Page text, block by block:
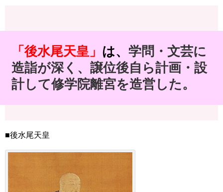
「後水尾天皇」 は、 学問・文芸に
造詣が深く、譲位後自ら計画・設
計して修学院離宮を造営した。
■後水尾天皇